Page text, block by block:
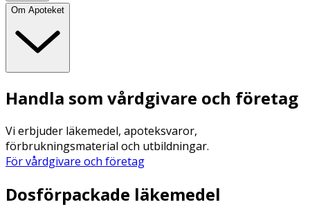
Om Apoteket
Handla som vårdgivare och företag
Vi erbjuder läkemedel, apoteksvaror,
förbrukningsmaterial och utbildningar.
För vårdgivare och företag
Dosförpackade läkemedel